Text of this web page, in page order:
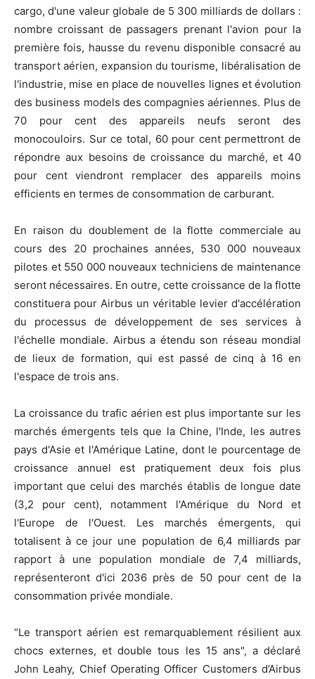
cargo, d'une valeur globale de 5 300 milliards de dollars :
nombre croissant de passagers prenant l'avion pour la
première fois, hausse du revenu disponible consacré au
transport aérien, expansion du tourisme, libéralisation de
l'industrie, mise en place de nouvelles lignes et évolution
des business models des compagnies aériennes. Plus de
70 pour cent des appareils neufs seront des
monocouloirs. Sur ce total, 60 pour cent permettront de
répondre aux besoins de croissance du marché, et 40
pour cent viendront remplacer des appareils moins
efficients en termes de consommation de carburant.
En raison du doublement de la flotte commerciale au
cours des 20 prochaines années, 530 000 nouveaux
pilotes et 550 000 nouveaux techniciens de maintenance
seront nécessaires. En outre, cette croissance de la flotte
constituera pour Airbus un véritable levier d'accélération
du processus de développement de ses services à
l'échelle mondiale. Airbus a étendu son réseau mondial
de lieux de formation, qui est passé de cinq à 16 en
l'espace de trois ans.
La croissance du trafic aérien est plus importante sur les
marchés émergents tels que la Chine, l'Inde, les autres
pays d'Asie et l'Amérique Latine, dont le pourcentage de
croissance annuel est pratiquement deux fois plus
important que celui des marchés établis de longue date
(3,2 pour cent), notamment l'Amérique du Nord et
l'Europe de l'Ouest. Les marchés émergents, qui
totalisent à ce jour une population de 6,4 milliards par
rapport à une population mondiale de 7,4 milliards,
représenteront d'ici 2036 près de 50 pour cent de la
consommation privée mondiale.
“Le transport aérien est remarquablement résilient aux
chocs externes, et double tous les 15 ans", a déclaré
John Leahy, Chief Operating Officer Customers d’Airbus